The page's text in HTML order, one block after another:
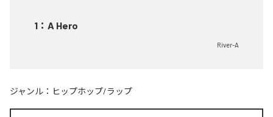
1 ： A Hero
River-A
ジャンル： ヒップホップ/ラップ